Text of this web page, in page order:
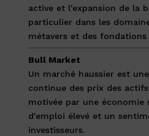
active et l'expansion de la
particulier dans les
métavers et des
Bull Market
Un marché haussier est
continue des prix des
motivée par une économie
d'emploi élevé et un
investisseurs.